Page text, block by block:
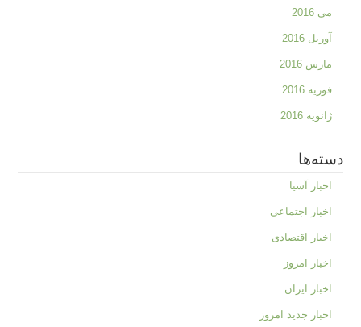
می 2016
آوریل 2016
مارس 2016
فوریه 2016
ژانویه 2016
دسته‌ها
اخبار آسیا
اخبار اجتماعی
اخبار اقتصادی
اخبار امروز
اخبار ایران
اخبار جدید امروز